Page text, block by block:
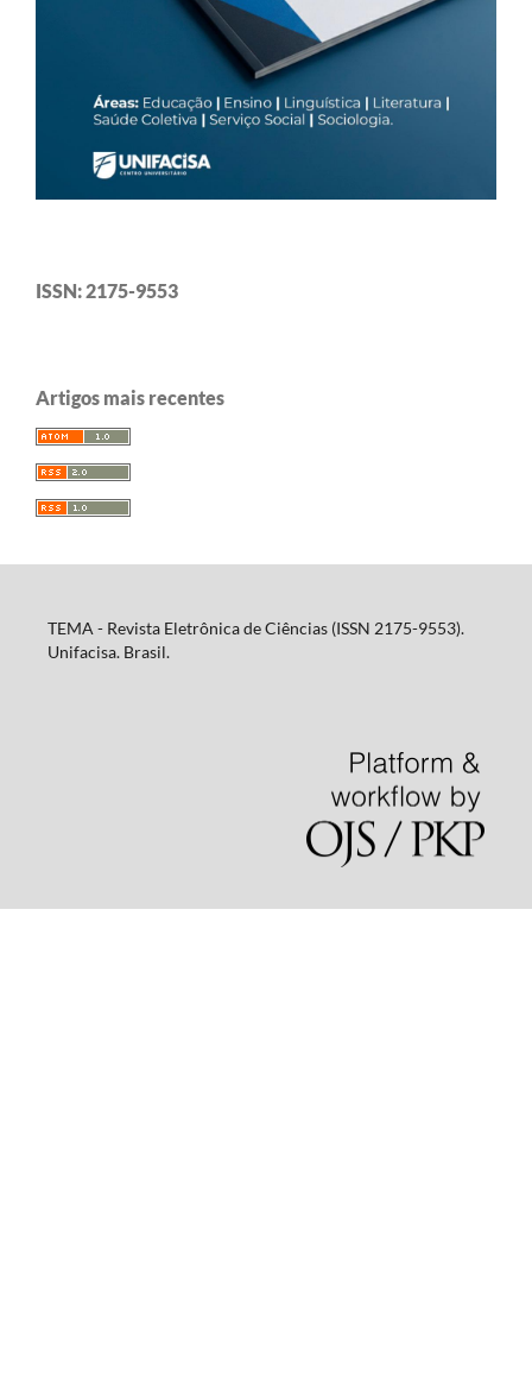
ISSN: 2175-9553
Artigos mais recentes
TEMA - Revista Eletrônica de Ciências (ISSN 2175-9553).
Unifacisa. Brasil.